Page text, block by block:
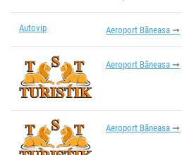
Autovip Aeroport Băneasa
Aeroport Băneasa
Aeroport Băneasa